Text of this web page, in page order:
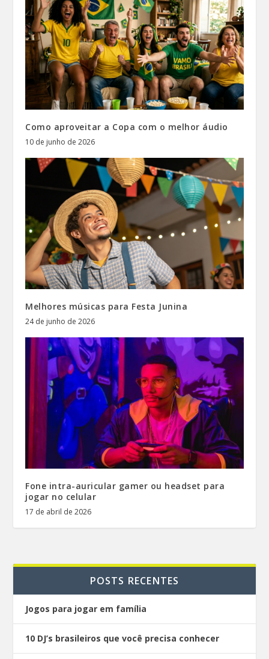
Como aproveitar a Copa com o melhor áudio
10 de junho de 2026
Melhores músicas para Festa Junina
24 de junho de 2026
Fone intra-auricular gamer ou headset para
jogar no celular
17 de abril de 2026
POSTS RECENTES
Jogos para jogar em família
10 DJ’s brasileiros que você precisa conhecer